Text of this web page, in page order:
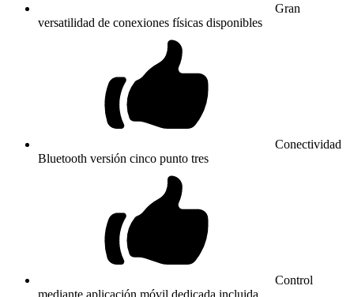
Gran
versatilidad de conexiones físicas disponibles
Conectividad
Bluetooth versión cinco punto tres
Control
mediante aplicación móvil dedicada incluida